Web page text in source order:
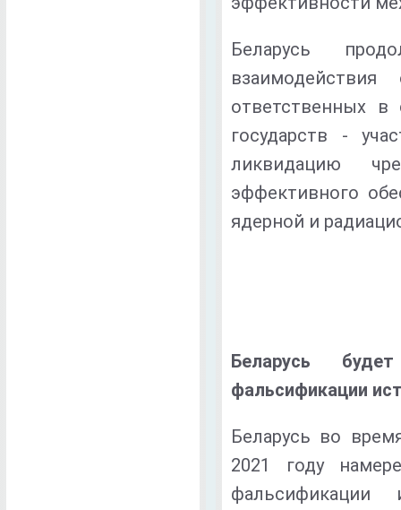
Беларусь
взаимодействия
ответственных в
государств -
ликвидацию
эффективного
ядерной и
Беларусь
фальсификации
Беларусь во
2021 году
фальсификации